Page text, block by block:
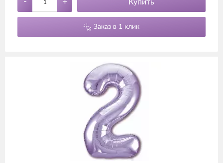
Купить
Заказ в 1 клик